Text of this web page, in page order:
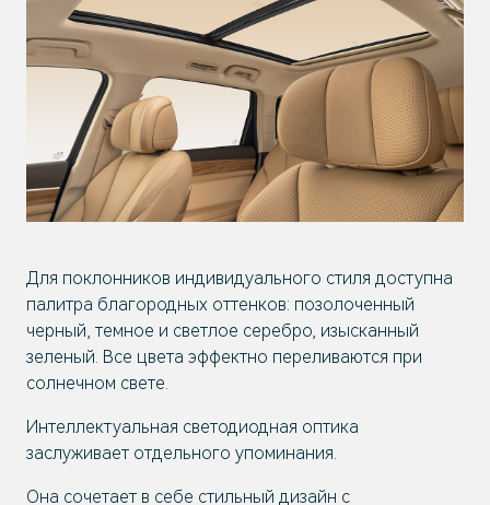
Для поклонников индивидуального стиля доступна
палитра благородных оттенков: позолоченный
черный, темное и светлое серебро, изысканный
зеленый. Все цвета эффектно переливаются при
солнечном свете.
Интеллектуальная светодиодная оптика
заслуживает отдельного упоминания.
Она сочетает в себе стильный дизайн с